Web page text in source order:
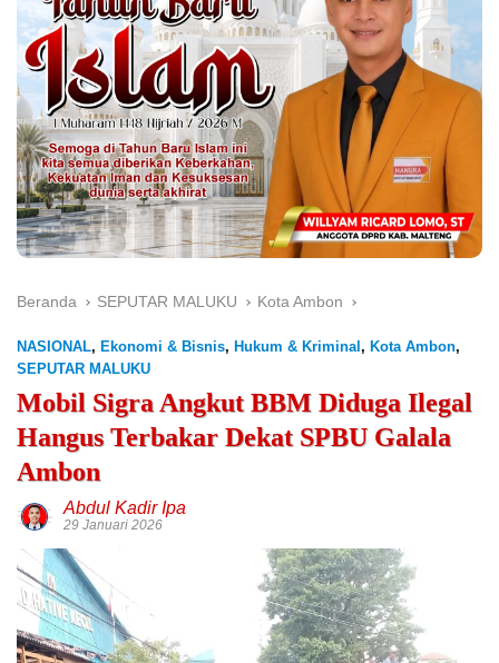
Beranda SEPUTAR MALUKU Kota Ambon
NASIONAL, Ekonomi & Bisnis, Hukum & Kriminal , Kota Ambon,
SEPUTAR MALUKU
Mobil Sigra Angkut BBM Diduga Ilegal
Hangus Terbakar Dekat SPBU Galala
Ambon
Abdul Kadir Ipa
29 Januari 2026